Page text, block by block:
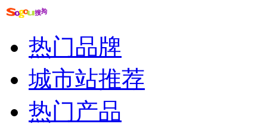
相关推荐
长城v80改电动门...
长城v80改装图片
长城腾翼发动机怎么样
腾翼v80铝合金轮毂
长城腾翼c50油耗偏高
热门品牌
城市站推荐
热门产品